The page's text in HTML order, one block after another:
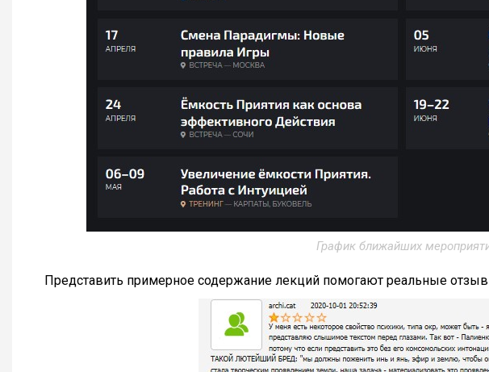
График ближайших
Представить примерное содержание лекций помогают реальные